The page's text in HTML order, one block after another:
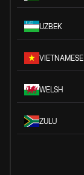
UZBEK
VIETNAMESE
WELSH
ZULU